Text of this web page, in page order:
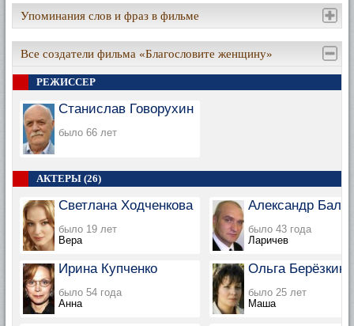
Упоминания слов и фраз в фильме
Все создатели фильма «Благословите женщину»
РЕЖИССЕР
Станислав Говорухин
было 66 лет
АКТЕРЫ (26)
Светлана Ходченкова
было 19 лет
Вера
Александр
было 43 года
Ларичев
Ирина Купченко
было 54 года
Анна
Ольга Берёзкина
было 25 лет
Маша